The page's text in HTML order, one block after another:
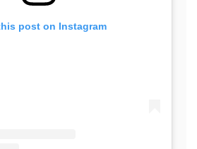
post on Instagram